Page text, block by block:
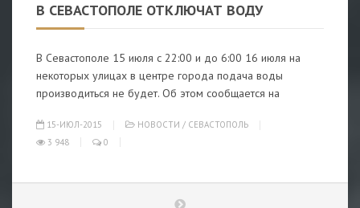
В СЕВАСТОПОЛЕ ОТКЛЮЧАТ ВОДУ
В Севастополе 15 июля с 22:00 и до 6:00 16 июля на
некоторых улицах в центре города подача воды
производиться не будет. Об этом сообщается на
15-ИЮЛ-2015 НОВОСТИ / СЕВАСТОПОЛЬ
3 948
0